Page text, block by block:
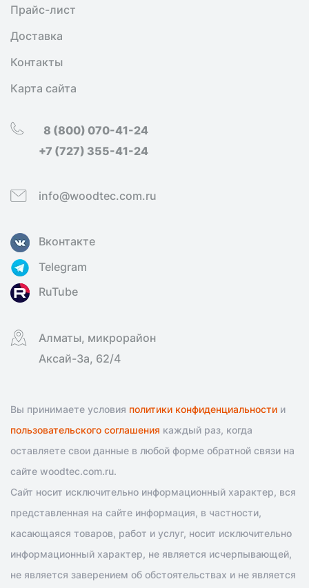
Прайс-лист
Доставка
Контакты
Карта сайта
8 (800) 070-41-24
+7 (727) 355-41-24
info@woodtec.com.ru
Вконтакте
Telegram
RuTube
Алматы, микрорайон
Аксай-3а, 62/4
Вы принимаете условия политики конфиденциальности и
пользовательского соглашения каждый раз, когда
оставляете свои данные в любой форме обратной связи на
сайте woodtec.com.ru.
Сайт носит исключительно информационный характер, вся
представленная на сайте информация, в частности,
касающаяся товаров, работ и услуг, носит исключительно
информационный характер, не является исчерпывающей,
не является заверением об обстоятельствах и не является